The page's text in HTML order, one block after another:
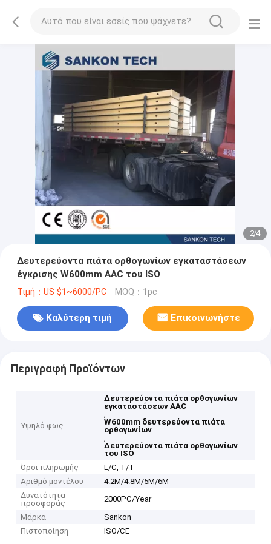
2/4
Δευτερεύοντα πιάτα ορθογωνίων εγκαταστάσεων
έγκρισης W600mm AAC του ISO
Τιμή：US $1~6000/PC MOQ：1pc
Καλύτερη τιμή Επικοινωνήστε
Περιγραφή Προϊόντων
Υψηλό φως
Δευτερεύοντα πιάτα ορθογωνίων
εγκαταστάσεων AAC
,
W600mm δευτερεύοντα πιάτα
ορθογωνίων
,
Δευτερεύοντα πιάτα ορθογωνίων
του ISO
Όροι πληρωμής
L/C, T/T
Αριθμό μοντέλου
4.2M/4.8M/5M/6M
Δυνατότητα
προσφοράς
2000PC/Year
Μάρκα
Sankon
Πιστοποίηση
ISO/CE